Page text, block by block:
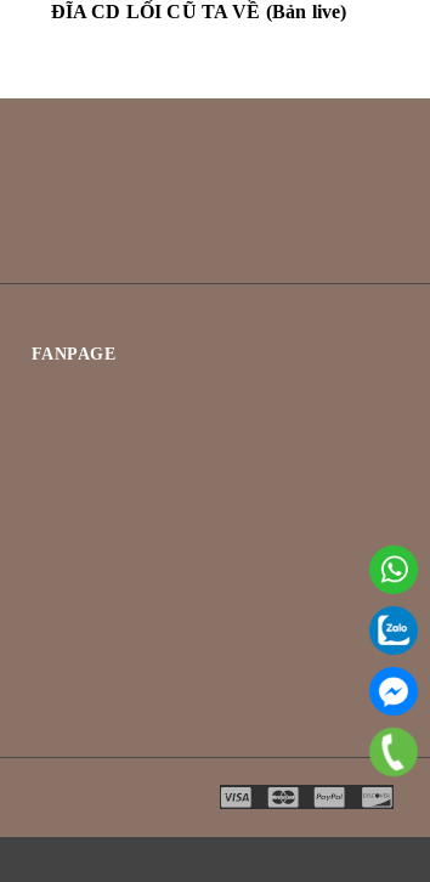
ĐĨA CD LỐI CŨ TA VỀ (Bản live)
FANPAGE